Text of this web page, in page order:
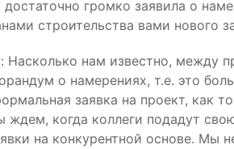
громко заявила о
строительства вами нового
Насколько нам известно, между
о намерениях, т.е. это
заявка на проект, как
ждем, когда коллеги подадут
на конкурентной основе. Мы